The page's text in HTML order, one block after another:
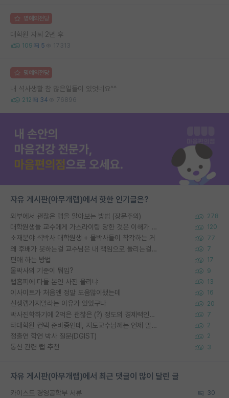
명예의전당
대학원 자퇴 2년 후
109 5 17313
명예의전당
내 석사생활 참 많은일들이 있엇네요^^
212 34 76896
자유 게시판(아무개랩)에서 핫한 인기글은?
외부에서 괜찮은 랩을 알아보는 방법 (장문주의) 278
대학원생들 교수에게 가스라이팅 당한 것은 이해가 갑니다. 안타깝네요. 120
소재분야 석박사 대학원생 + 물박사들이 착각하는 거 77
왜 후배가 못하는걸 교수님은 내 책임으로 돌리는걸까요? 7
편애 하는 방법 17
물박사의 기준이 뭐임? 9
랩홈피에 다들 본인 사진 올리냐 13
이사이트가 처음엔 정말 도움많이됐는데 16
신생랩가지말라는 이유가 있었구나 20
박사진학하기에 2억은 괜찮은 (?) 정도의 경제력인가요 7
타대학원 컨텍 준비중인데, 지도교수님께는 언제 말씀드려야 할까요? 2
정출연 학연 박사 질문(DGIST) 2
통신 관련 랩 추천 3
자유 게시판(아무개랩)에서 최근 댓글이 많이 달린 글
카이스트 경영공학부 서류 30